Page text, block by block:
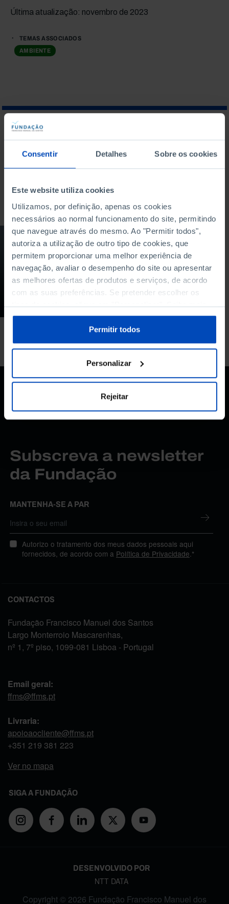
Consentir Detalhes Sobre os cookies
Este website utiliza cookies
Utilizamos, por definição, apenas os cookies
necessários ao normal funcionamento do site, permitindo
que navegue através do mesmo. Ao "Permitir todos",
autoriza a utilização de outro tipo de cookies, que
permitem proporcionar uma melhor experiência de
navegação, avaliar o desempenho do site ou apresentar
as melhores ofertas de produtos e serviços, de acordo
com as suas preferências. Se pretender escolher os
tipos de cookies, clique em "Personalizar". Saiba mais
sobre cookies através da gestão de preferências ou da
Política de Cookies.
Permitir todos
Personalizar
Rejeitar
Última atualização: novembro de 2023
TEMAS ASSOCIADOS
AMBIENTE
O QUE PROCURA?
Como prevenir
incêndios no futuro?
19/01/2021
Subscreva a newsletter
da Fundação
MANTENHA-SE A PAR
Autorizo o tratamento dos meus dados pessoais aqui
fornecidos, de acordo com a Política de Privacidade .*
CONTACTOS
Fundação Francisco Manuel dos Santos
Largo Monterroio Mascarenhas,
nº 1, 7º piso, 1099-081 Lisboa - Portugal
Email geral:
ffms@ffms.pt
Livraria:
apoioaocliente@ffms.pt
+351 219 381 223
Ver no mapa
SIGA A FUNDAÇÃO
DESENVOLVIDO POR
NTT DATA
Copyright © 2026 Fundação Francisco Manuel dos